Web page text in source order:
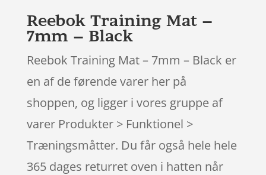
Reebok Training Mat –
7mm – Black
Reebok Training Mat – 7mm – Black er
en af de førende varer her på
shoppen, og ligger i vores gruppe af
varer Produkter > Funktionel >
Træningsmåtter. Du får også hele hele
365 dages returret oven i hatten når